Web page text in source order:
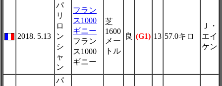
2018. 5.13
パ
リ
ロ
ン
シ
ャ
ン
フラン
ス1000
ギニー
フラン
ス1000
ギニー
芝
1600
メー
トル
良 (G1) 13 57.0キロ
Ｊ・
エイ
ケン
パ